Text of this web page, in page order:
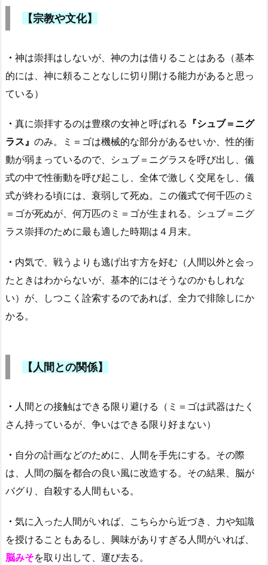
【宗教や文化】
・ 神は崇拝はしないが、神の力は借りることはある（基本
的には、神に頼ることなしに切り開ける能力があると思っ
ている）
・ 真に崇拝するのは豊穣の女神と呼ばれる 『シュブ＝ニグ
ラス』 のみ。ミ＝ゴは機械的な部分があるせいか、性的衝
動が弱まっているので、シュブ＝ニグラスを呼び出し、儀
式の中で性衝動を呼び起こし、全体で激しく交尾をし、儀
式が終わる頃には、衰弱して死ぬ。この儀式で何千匹のミ
＝ゴが死ぬが、何万匹のミ＝ゴが生まれる。シュブ＝ニグ
ラス崇拝のために最も適した時期は４月末。
・ 内気で、戦うよりも逃げ出す方を好む（人間以外と会っ
たときはわからないが、基本的にはそうなのかもしれな
い）が、しつこく詮索するのであれば、全力で排除しにか
かる。
【人間との関係】
・ 人間との接触はできる限り避ける（ミ＝ゴは武器はたく
さん持っているが、争いはできる限り好まない）
・ 自分の計画などのために、人間を手先にする。その際
は、人間の脳を都合の良い風に改造する。その結果、脳が
バグり、自殺する人間もいる。
・ 気に入った人間がいれば、こちらから近づき、力や知識
を授けることもあるし、興味がありすぎる人間がいれば、
脳みそを取り出して、運び去る。